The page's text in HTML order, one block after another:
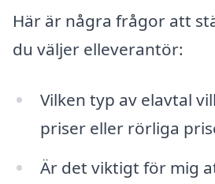
Här är några frågor att
du väljer elleverantör:
Vilken typ av elavtal
priser eller rörliga
Är det viktigt för mig